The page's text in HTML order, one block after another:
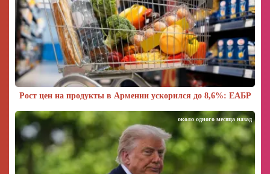
Рост цен на продукты в Армении ускорился до 8,6%: ЕАБР
около одного месяца назад